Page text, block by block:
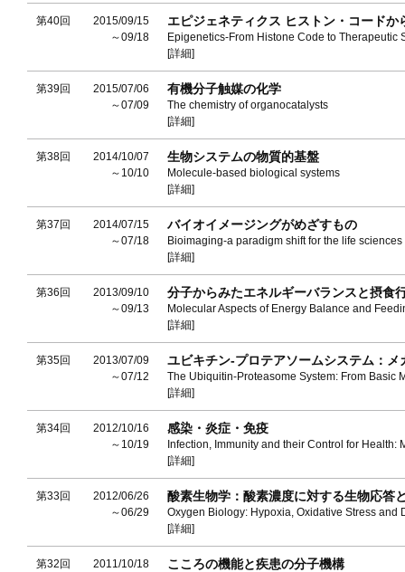
第40回
2015/09/15
～09/18
エピジェネティクス ヒストン・コードか
Epigenetics-From Histone Code to Therapeutic
[詳細]
第39回
2015/07/06
～07/09
有機分子触媒の化学
The chemistry of organocatalysts
[詳細]
第38回
2014/10/07
～10/10
生物システムの物質的基盤
Molecule-based biological systems
[詳細]
第37回
2014/07/15
～07/18
バイオイメージングがめざすもの
Bioimaging-a paradigm shift for the life sciences
[詳細]
第36回
2013/09/10
～09/13
分子からみたエネルギーバランスと摂食
Molecular Aspects of Energy Balance and
[詳細]
第35回
2013/07/09
～07/12
ユビキチン‐プロテアソームシステム：
The Ubiquitin-Proteasome System: From Basic
[詳細]
第34回
2012/10/16
～10/19
感染・炎症・免疫
Infection, Immunity and their Control for Health:
[詳細]
第33回
2012/06/26
～06/29
酸素生物学：酸素濃度に対する生物応答
Oxygen Biology: Hypoxia, Oxidative Stress and
[詳細]
第32回
2011/10/18
こころの機能と疾患の分子機構